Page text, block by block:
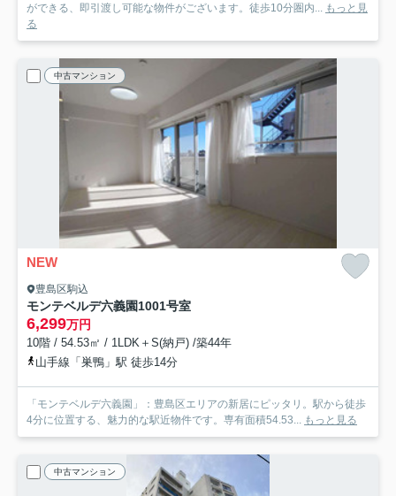
ができる、即引渡し可能な物件がございます。徒歩10分圏内... もっと見
る
中古マンション
NEW
豊島区駒込
モンテベルデ六義園1001号室
6,299万円
10階 / 54.53㎡ / 1LDK＋S(納戸) /築44年
山手線「巣鴨」駅 徒歩14分
「モンテベルデ六義園」：豊島区エリアの新居にピッタリ。駅から徒歩
4分に位置する、魅力的な駅近物件です。専有面積54.53... もっと見る
中古マンション